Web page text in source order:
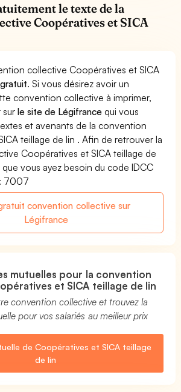
le texte de la
Coopératives et SICA
collective Coopératives et SICA
gratuit. Si vous désirez avoir un
convention collective à imprimer,
surle site de Légifrance qui vous
et avenants de la convention
teillage de lin . Afin de retrouver la
Coopératives et SICA teillage de
vous ayez besoin du code IDCC
7007
convention collective sur
Légifrance
mutuelles pour la convention
et SICA teillage de lin
convention collective et trouvez la
pour vos salariés au meilleur prix
de Coopératives et SICA teillage
de lin